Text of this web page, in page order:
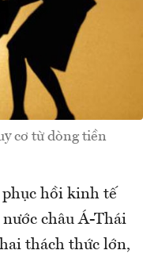
cơ từ dòng tiền
phục hồi kinh tế
châu Á-Thái
thách thức lớn,